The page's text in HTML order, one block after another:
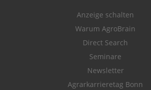
Anzeige schalten
Warum AgroBrain
Direct Search
Seminare
Newsletter
Agrarkarrieretag Bonn